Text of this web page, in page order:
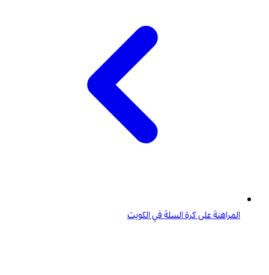
المراهنة على كرة السلة في الكويت